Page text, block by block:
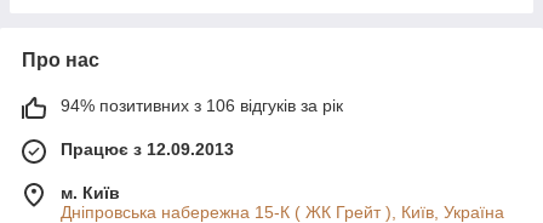
Про нас
94% позитивних з 106 відгуків за рік
Працює з 12.09.2013
м. Київ
Дніпровська набережна 15-К ( ЖК Грейт ), Київ, Україна